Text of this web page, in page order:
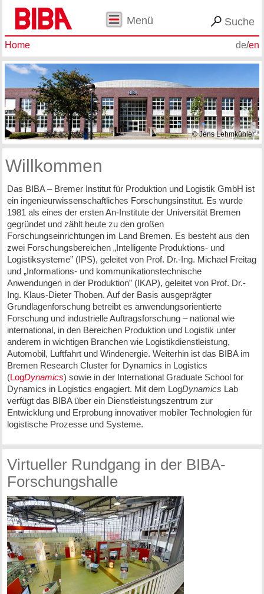
Menü Suche
de/en
Home
© Jens Lehmkühler
Willkommen
Das BIBA – Bremer Institut für Produktion und Logistik GmbH ist
ein ingenieurwissenschaftliches Forschungsinstitut. Es wurde
1981 als eines der ersten An-Institute der Universität Bremen
gegründet und zählt heute zu den großen
Forschungseinrichtungen im Land Bremen. Es besteht aus den
zwei Forschungsbereichen „Intelligente Produktions- und
Logistiksysteme” (IPS), geleitet von Prof. Dr.-Ing. Michael Freitag
und „Informations- und kommunikationstechnische
Anwendungen in der Produktion” (IKAP), geleitet von Prof. Dr.-
Ing. Klaus-Dieter Thoben. Auf der Basis ausgeprägter
Grundlagenforschung betreibt es anwendungsorientierte
Forschung und industrielle Auftragsforschung – national wie
international, in den Bereichen Produktion und Logistik unter
anderem in wichtigen Branchen wie Logistikdienstleistung,
Automobil, Luftfahrt und Windenergie. Weiterhin ist das BIBA im
Bremen Research Cluster for Dynamics in Logistics
(LogDynamics) sowie in der International Graduate School for
Dynamics in Logistics engagiert. Mit dem LogDynamics Lab
verfügt das BIBA über ein Dienstleistungszentrum zur
Entwicklung und Erprobung innovativer mobiler Technologien für
logistische Prozesse und Systeme.
Virtueller Rundgang in der BIBA-
Forschungshalle